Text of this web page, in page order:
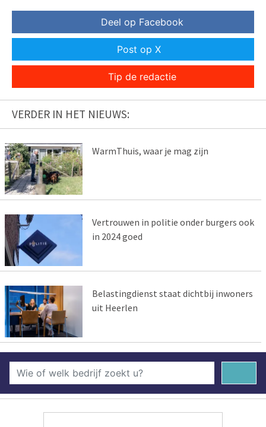
Deel op Facebook
Post op X
Tip de redactie
VERDER IN HET NIEUWS:
WarmThuis, waar je mag zijn
Vertrouwen in politie onder burgers ook
in 2024 goed
Belastingdienst staat dichtbij inwoners
uit Heerlen